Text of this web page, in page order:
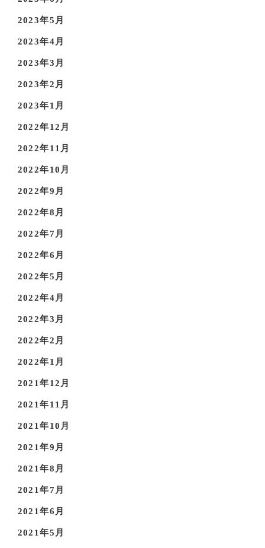
2023年5月
2023年4月
2023年3月
2023年2月
2023年1月
2022年12月
2022年11月
2022年10月
2022年9月
2022年8月
2022年7月
2022年6月
2022年5月
2022年4月
2022年3月
2022年2月
2022年1月
2021年12月
2021年11月
2021年10月
2021年9月
2021年8月
2021年7月
2021年6月
2021年5月